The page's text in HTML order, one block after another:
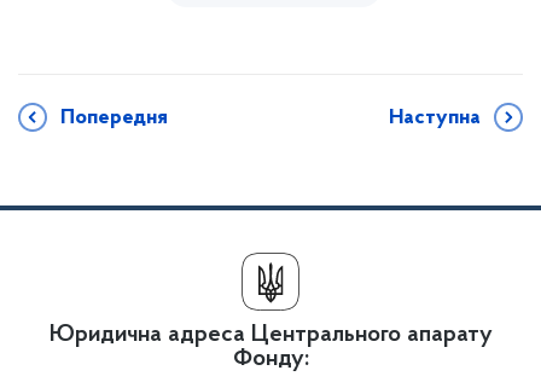
Попередня Наступна
Юридична адреса Центрального апарату
Фонду: